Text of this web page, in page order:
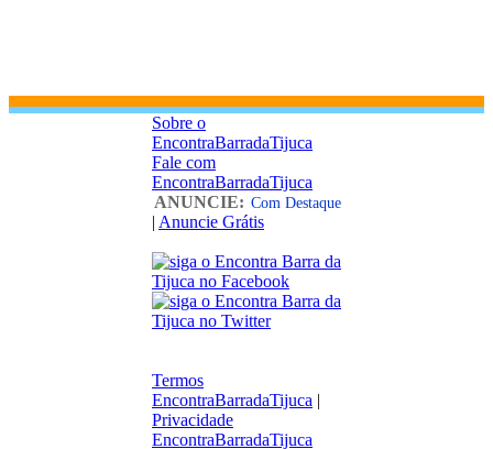
Sobre o
EncontraBarradaTijuca
Fale com
EncontraBarradaTijuca
ANUNCIE: Com Destaque
| Anuncie Grátis
Termos
EncontraBarradaTijuca |
Privacidade
EncontraBarradaTijuca